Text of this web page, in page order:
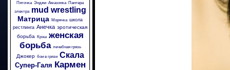
Пяточка Энджи Амазонка Пантера
электра
mud wrestling
Матрица Морячка школа
рестлинга Анечка эротическая
борьба
Крэш женская
борьба лечебная грязь
Джокер бои в грязи Скала
Супер-Галя Кармен